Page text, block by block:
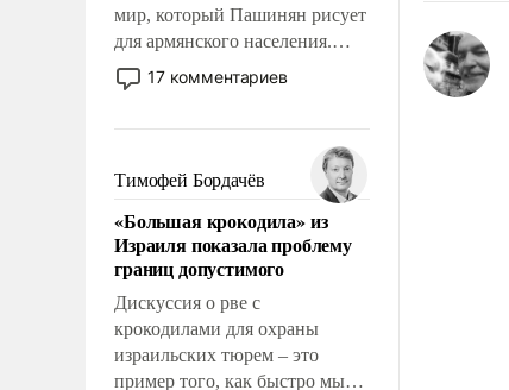
мир, который Пашинян рисует
для армянского населения.
Мир, где политические
прожекты будут безусловно
налогоплательщиков и где
Еревану за свои поступки не
нужно отвечать.
17 комментариев
Тимофей Бордачёв
«Большая крокодила» из
Израиля показала проблему
границ допустимого
Дискуссия о рве с
крокодилами для охраны
израильских тюрем – это
пример того, как быстро мы